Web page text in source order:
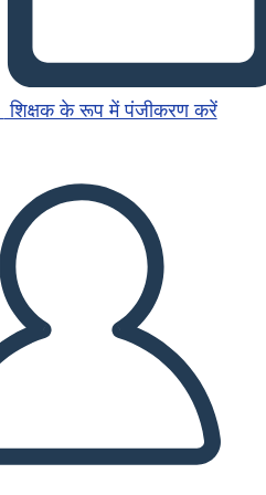
शिक्षक के रूप में पंजीकरण करें